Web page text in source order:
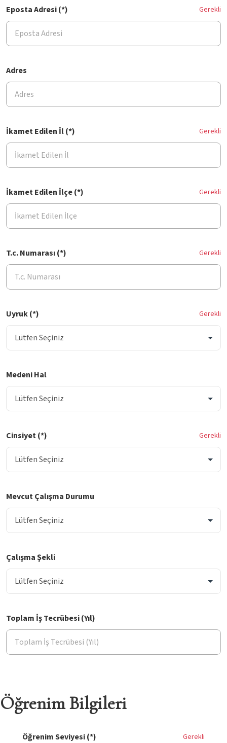
Eposta Adresi (*) Gerekli
Adres
İkamet Edilen İl (*) Gerekli
İkamet Edilen İlçe (*) Gerekli
T.c. Numarası (*) Gerekli
Uyruk (*) Gerekli
Medeni Hal
Cinsiyet (*) Gerekli
Mevcut Çalışma Durumu
Çalışma Şekli
Toplam İş Tecrübesi (Yıl)
Öğrenim Bilgileri
Öğrenim Seviyesi (*) Gerekli